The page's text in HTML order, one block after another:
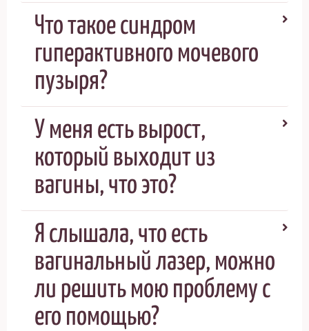
Что такое синдром
гиперактивного мочевого
пузыря?
У меня есть вырост,
который выходит из
вагины, что это?
Я слышала, что есть
вагинальный лазер, можно
ли решить мою проблему с
его помощью?